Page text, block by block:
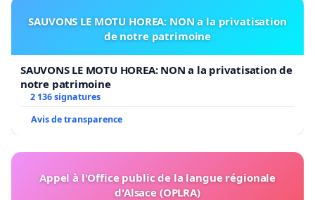
SAUVONS LE MOTU HOREA: NON a la privatisation
de notre patrimoine
SAUVONS LE MOTU HOREA: NON a la privatisation de
notre patrimoine
2 136 signatures
Avis de transparence
Appel à l'Office public de la langue régionale
d'Alsace (OPLRA)